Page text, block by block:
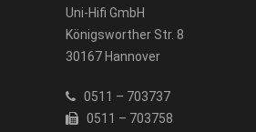
Uni-Hifi GmbH
Königsworther Str. 8
30167 Hannover
0511 – 703737
0511 – 703758